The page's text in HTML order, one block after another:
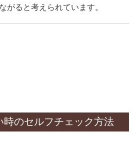
がると考えられています。
時のセルフチェック方法